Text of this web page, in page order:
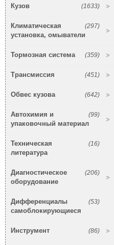
(1633)
Кузов
(297)
Климатическая
установка, омыватели
(359)
Тормозная система
(451)
Трансмиссия
(642)
Обвес кузова
(99)
Автохимия и
упаковочный материал
(16)
Техническая
литература
(206)
Диагностическое
оборудование
(53)
Дифференциалы
самоблокирующиеся
(86)
Инструмент